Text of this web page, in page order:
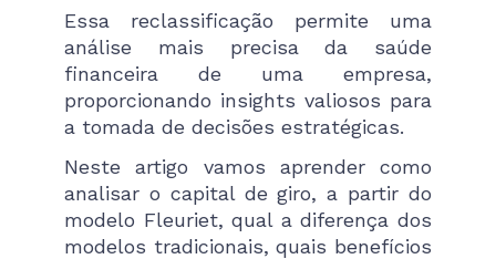
Essa reclassificação permite uma
análise mais precisa da saúde
financeira de uma empresa,
proporcionando insights valiosos para
a tomada de decisões estratégicas.
Neste artigo vamos aprender como
analisar o capital de giro, a partir do
modelo Fleuriet, qual a diferença dos
modelos tradicionais, quais benefícios